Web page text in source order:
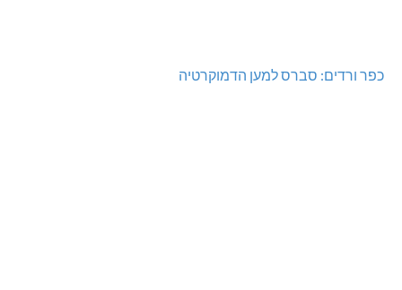
כפר ורדים: סברס למען הדמוקרטיה